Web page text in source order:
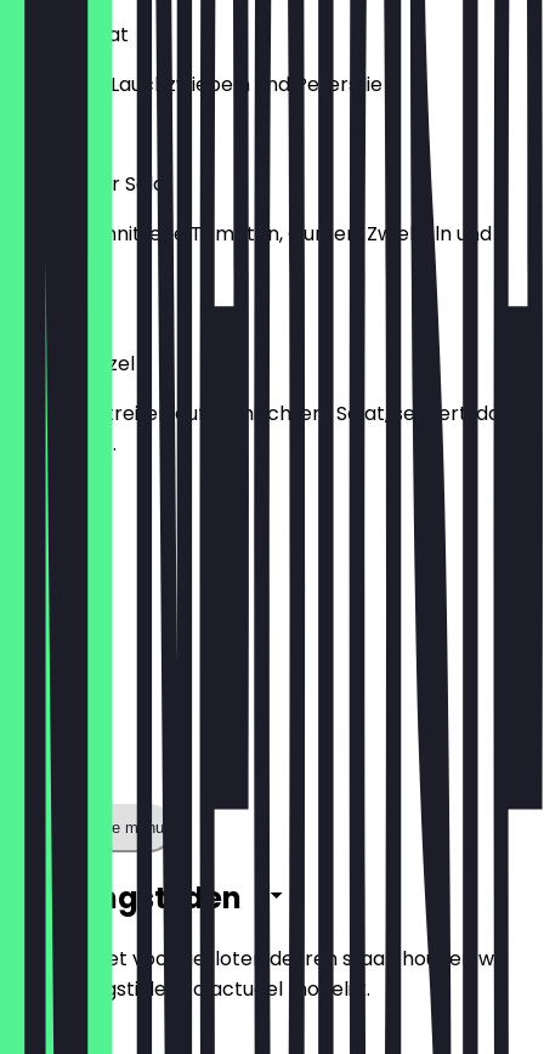
Tabule Salat
Bulgur mit Lauchzwiebeln und Petersilie
Israelischer Salat
klein geschnittene Tomaten, Gurken, Zwiebeln und
Petersilie
Salaschnitzel
Schnitzelstreifen auf gemischtem Salat, serviert, dazu
Tahinisoße.
€ 9,90
Toon volledige menu
Openingstijden
Zodat je niet voor gesloten deuren staat, houden we
de openingstijden zo actueel mogelijk.